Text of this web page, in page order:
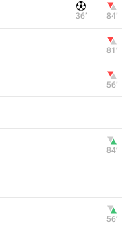
36‎’‎ 84‎’‎
81‎’‎
56‎’‎
84‎’‎
56‎’‎